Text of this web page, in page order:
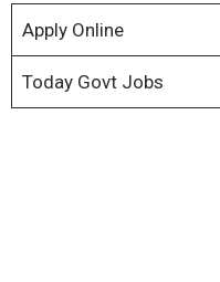
Apply Online
Today Govt Jobs